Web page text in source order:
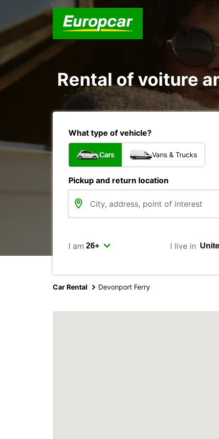
Rental of voiture
What type of vehicle?
Cars Vans & Trucks
Pickup and return location
I am I live in
Car Rental Devonport Ferry